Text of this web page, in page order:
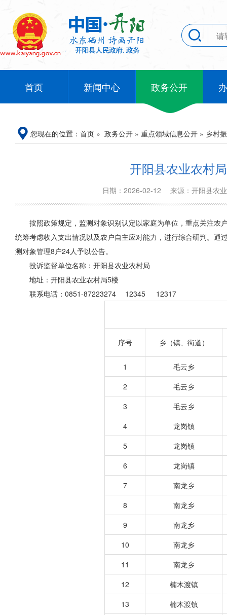
首页 新闻中心 政务公开
您现在的位置： 首页 » 政务公开 » 重点领域信息公开 » 乡村
开阳县农业农村
日期：2026-02-12 来源：开阳县
按照政策规定，监测对象识别认定以家庭为单位，重点关注农
统筹考虑收入支出情况以及农户自主应对能力，进行综合研判。
测对象管理8户24人予以公告。
投诉监督单位名称：开阳县农业农村局
地址：开阳县农业农村局5楼
联系电话：0851-87223274 12345 12317
序号 乡（镇、街道）
1
毛云乡
2
毛云乡
3
毛云乡
4
龙岗镇
5
龙岗镇
6
龙岗镇
7
南龙乡
8
南龙乡
9
南龙乡
10
南龙乡
11
南龙乡
12
楠木渡镇
13
楠木渡镇